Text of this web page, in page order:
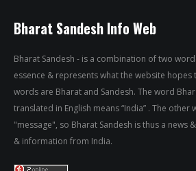
Bharat Sandesh Info Web
Bharat Sandesh - is a combination of two
essence & represents what the website hopes
words are Bharat and Sandesh. The word
translated in English means “India” . The other
"message", so Bharat Sandesh is thus a news
& information from India.